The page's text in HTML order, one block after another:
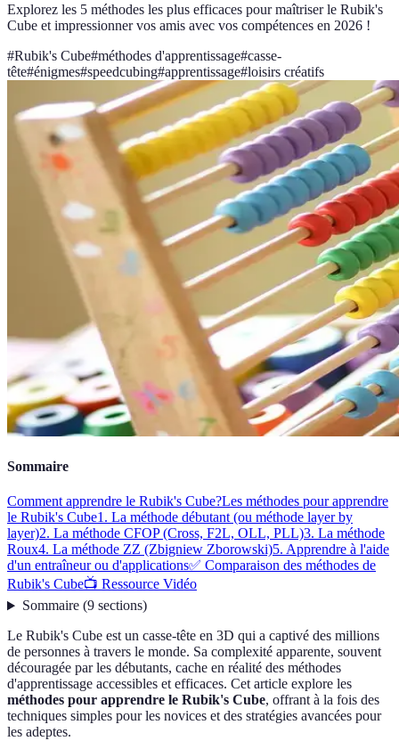
Explorez les 5 méthodes les plus efficaces pour maîtriser le Rubik's
Cube et impressionner vos amis avec vos compétences en 2026 !
#Rubik's Cube#méthodes d'apprentissage#casse-
tête#énigmes#speedcubing#apprentissage#loisirs créatifs
Sommaire
Comment apprendre le Rubik's Cube?Les méthodes pour apprendre
le Rubik's Cube1. La méthode débutant (ou méthode layer by
layer)2. La méthode CFOP (Cross, F2L, OLL, PLL)3. La méthode
Roux4. La méthode ZZ (Zbigniew Zborowski)5. Apprendre à l'aide
d'un entraîneur ou d'applications✅ Comparaison des méthodes de
Rubik's Cube📺 Ressource Vidéo
Sommaire(9 sections)
Le Rubik's Cube est un casse-tête en 3D qui a captivé des millions
de personnes à travers le monde. Sa complexité apparente, souvent
découragée par les débutants, cache en réalité des méthodes
d'apprentissage accessibles et efficaces. Cet article explore les
méthodes pour apprendre le Rubik's Cube, offrant à la fois des
techniques simples pour les novices et des stratégies avancées pour
les adeptes.